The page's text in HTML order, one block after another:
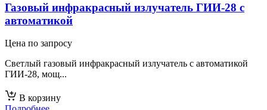
Газовый инфракрасный излучатель ГИИ-28 с
автоматикой
Цена по запросу
Светлый газовый инфракрасный излучатель с автоматикой
ГИИ-28, мощ...
В корзину